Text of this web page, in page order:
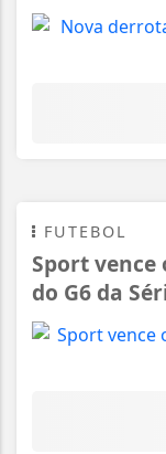
FUTEBOL
Sport vence
do G6 da